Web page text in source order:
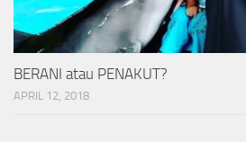
BERANI atau PENAKUT?
APRIL 12, 2018